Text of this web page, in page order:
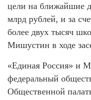
цели на ближайшие
млрд рублей, и за
более двух тысяч
Мишустин в ходе
«Единая Россия» и
федеральный
Общественной